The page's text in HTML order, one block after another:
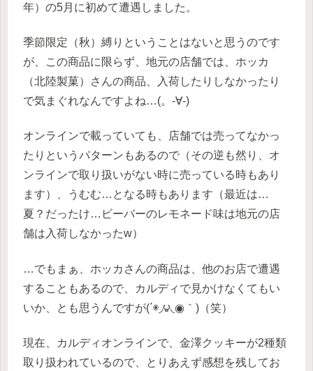
年）の5月に初めて遭遇しました。
季節限定（秋）縛りということはないと思うのです
が、この商品に限らず、地元の店舗では、ホッカ
（北陸製菓）さんの商品、入荷したりしなかったり
で気まぐれなんですよね…(。-∀-)
オンラインで載っていても、店舗では売ってなかっ
たりというパターンもあるので（その逆も然り、オ
ンラインで取り扱いがない時に売っている時もあり
ます）、うむむ…となる時もあります（最近は…
夏？だったけ…ビーバーのレモネード味は地元の店
舗は入荷しなかったw）
…でもまぁ、ホッカさんの商品は、他のお店で遭遇
することもあるので、カルディで見かけなくてもい
いか、とも思うんですが(΄◉◞౪◟◉｀)（笑）
現在、カルディオンラインで、金澤クッキーが2種類
取り扱われているので、とりあえず感想を残してお